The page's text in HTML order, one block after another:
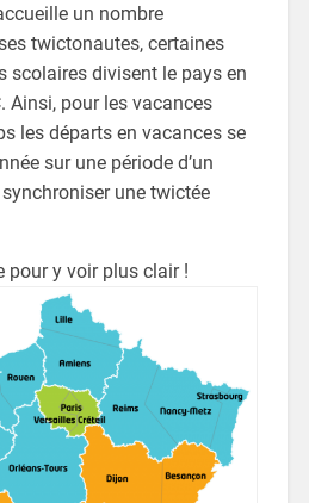
un nombre
twictonautes, certaines
scolaires divisent le pays en
Ainsi, pour les vacances
les départs en vacances se
sur une période d’un
une twictée
pour y voir plus clair !